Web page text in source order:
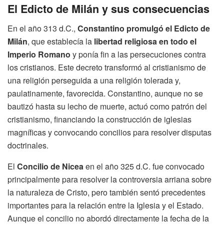
El Edicto de Milán y sus consecuencias
En el año 313 d.C., Constantino promulgó el Edicto de
Milán, que establecía la libertad religiosa en todo el
Imperio Romano y ponía fin a las persecuciones contra
los cristianos. Este decreto transformó al cristianismo de
una religión perseguida a una religión tolerada y,
paulatinamente, favorecida. Constantino, aunque no se
bautizó hasta su lecho de muerte, actuó como patrón del
cristianismo, financiando la construcción de iglesias
magníficas y convocando concilios para resolver disputas
doctrinales.
El Concilio de Niceaen el año 325 d.C. fue convocado
principalmente para resolver la controversia arriana sobre
la naturaleza de Cristo, pero también sentó precedentes
importantes para la relación entre la Iglesia y el Estado.
Aunque el concilio no abordó directamente la fecha de la